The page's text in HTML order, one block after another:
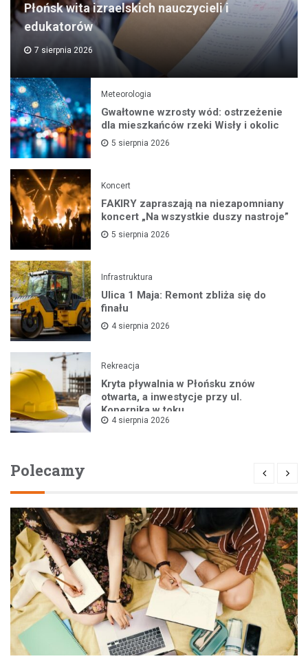
Płońsk wita izraelskich nauczycieli i
edukatorów
7 sierpnia 2026
Meteorologia
Gwałtowne wzrosty wód: ostrzeżenie
dla mieszkańców rzeki Wisły i okolic
5 sierpnia 2026
Koncert
FAKIRY zapraszają na niezapomniany
koncert „Na wszystkie duszy nastroje”
5 sierpnia 2026
Infrastruktura
Ulica 1 Maja: Remont zbliża się do
finału
4 sierpnia 2026
Rekreacja
Kryta pływalnia w Płońsku znów
otwarta, a inwestycje przy ul.
Kopernika w toku
4 sierpnia 2026
Polecamy